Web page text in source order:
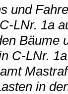
und
LNr. 1a
Bäume
C-LNr.
in